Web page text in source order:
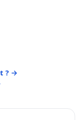
? →